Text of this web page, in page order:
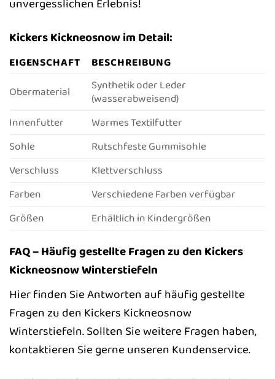
Kickers Kickneosnow im Detail:
EIGENSCHAFT
BESCHREIBUNG
Obermaterial
Synthetik oder Leder
(wasserabweisend)
Innenfutter
Warmes Textilfutter
Sohle
Rutschfeste Gummisohle
Verschluss
Klettverschluss
Farben
Verschiedene Farben verfügbar
Größen
Erhältlich in Kindergrößen
FAQ – Häufig gestellte Fragen zu den Kickers
Kickneosnow Winterstiefeln
Hier finden Sie Antworten auf häufig gestellte
Fragen zu den Kickers Kickneosnow
Winterstiefeln. Sollten Sie weitere Fragen haben,
kontaktieren Sie gerne unseren Kundenservice.